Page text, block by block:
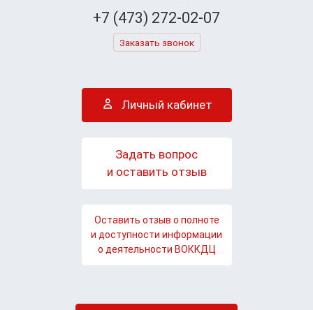
+7 (473) 272-02-07
Заказать звонок
Личный кабинет
Задать вопрос
и оставить отзыв
Оставить отзыв о полноте
и доступности информации
о деятельности ВОККДЦ